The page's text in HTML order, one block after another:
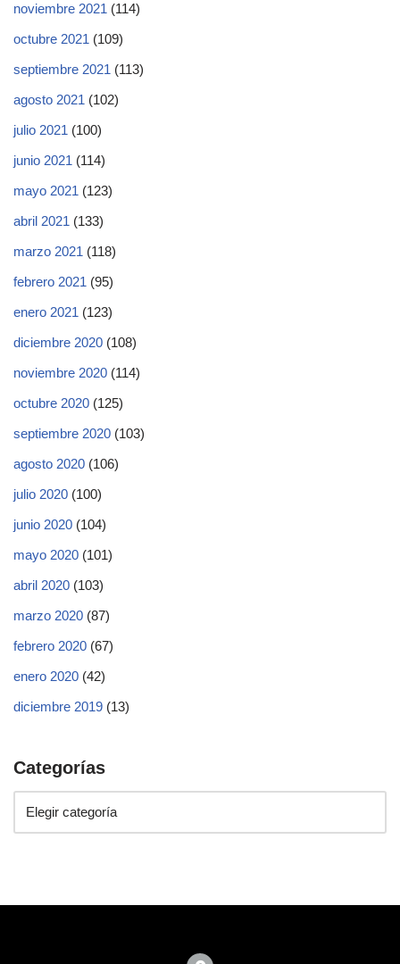
noviembre 2021 (114)
octubre 2021 (109)
septiembre 2021 (113)
agosto 2021 (102)
julio 2021 (100)
junio 2021 (114)
mayo 2021 (123)
abril 2021 (133)
marzo 2021 (118)
febrero 2021 (95)
enero 2021 (123)
diciembre 2020 (108)
noviembre 2020 (114)
octubre 2020 (125)
septiembre 2020 (103)
agosto 2020 (106)
julio 2020 (100)
junio 2020 (104)
mayo 2020 (101)
abril 2020 (103)
marzo 2020 (87)
febrero 2020 (67)
enero 2020 (42)
diciembre 2019 (13)
Categorías